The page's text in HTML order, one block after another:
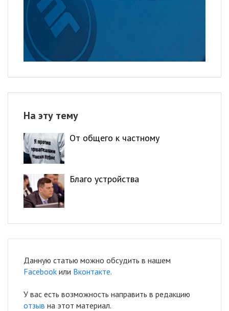
На эту тему
От общего к частному
Благо устройства
Данную статью можно обсудить в нашем
Facebook или Вконтакте.
У вас есть возможность направить в редакцию
отзыв на этот материал.